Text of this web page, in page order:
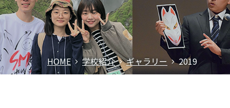
HOME 学校紹介 ギャラリー 2019